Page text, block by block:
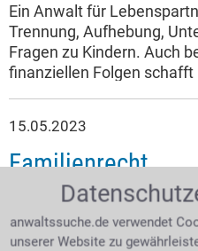
Ein Anwalt für
Trennung, Aufhebung,
Fragen zu Kindern. Auch
finanziellen Folgen
15.05.2023
Familienrecht
anwaltssuche.de verwendet
unserer Website zu